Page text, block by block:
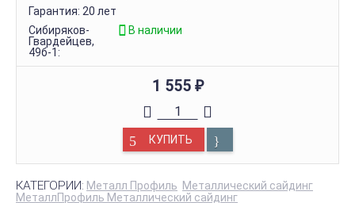
Гарантия: 20 лет
Сибиряков-
Гвардейцев,
49б-1:
В наличии
1 555 ₽
КУПИТЬ
КАТЕГОРИИ: Металл Профиль Металлический сайдинг
МеталлПрофиль Металлический сайдинг